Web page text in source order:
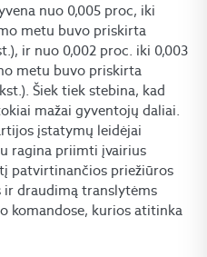
nuo 0,005 proc, iki
metu buvo priskirta
ir nuo 0,002 proc. iki 0,003
metu buvo priskirta
Šiek tiek stebina, kad
mažai gyventojų daliai.
įstatymų leidėjai
ragina priimti įvairius
patvirtinančios priežiūros
draudimą translytėms
komandose, kurios atitinka